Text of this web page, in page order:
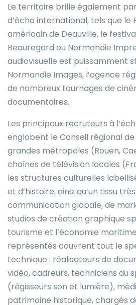
Le territoire brille également
d’écho international, tels que le
américain de Deauville, le
Beauregard ou Normandie
audiovisuelle est puissamment
Normandie Images, l’agence
de nombreux tournages de
documentaires.
Les principaux recruteurs à
englobent le Conseil régional
grandes métropoles (Rouen,
chaînes de télévision locales
les structures culturelles
et d’histoire, ainsi qu’un tissu
communication globale, de
studios de création graphique
tourisme et l’économie
représentés couvrent tout le
technique : réalisateurs de
vidéo, cadreurs, techniciens du
(régisseurs son et lumière),
patrimoine historique, chargés